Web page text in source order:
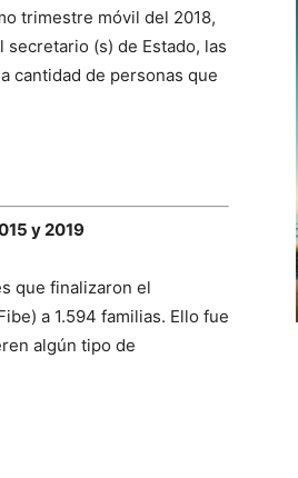
trimestre móvil del 2018,
(s) de Estado, las
cantidad de personas que
y 2019
que finalizaron el
a 1.594 familias. Ello fue
algún tipo de